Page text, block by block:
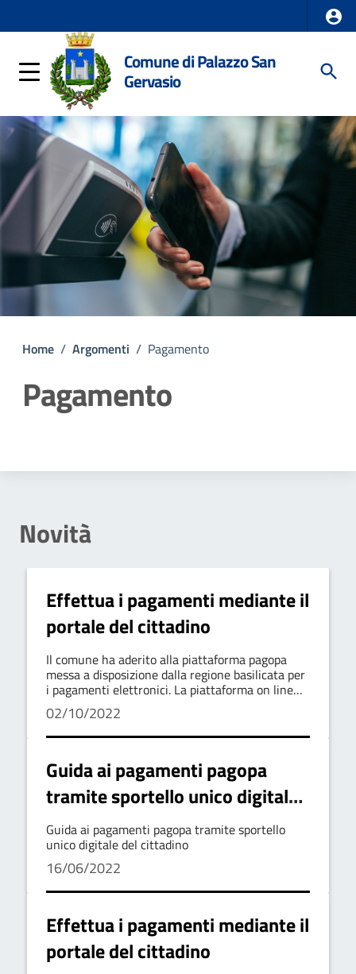
Comune di Palazzo San
Gervasio
Home / Argomenti / Pagamento
Pagamento
Novità
Effettua i pagamenti mediante il
portale del cittadino
Il comune ha aderito alla piattaforma pagopa
messa a disposizione dalla regione basilicata per
i pagamenti elettronici. La piattaforma on line
consente a cittadini ed imprese di eseguire i
pagamenti nei confronti della pubblica
amministrazione secondo le modalità previste
02/10/2022
Guida ai pagamenti pagopa
tramite sportello unico digitale
del cittadino
Guida ai pagamenti pagopa tramite sportello
unico digitale del cittadino
16/06/2022
Effettua i pagamenti mediante il
portale del cittadino